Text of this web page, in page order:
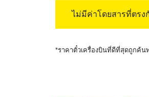
ไม่มีค่าโดยสารที่ตร
*ราคาตั๋วเครื่องบินที่ดีที่สุดถูกค้